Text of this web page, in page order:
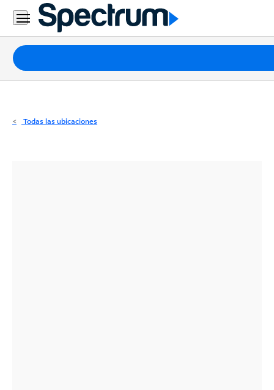
Residencial
Business
Paquetes
Internet
Todas las ubicaciones